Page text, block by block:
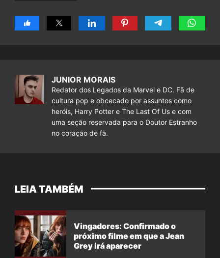
JUNIOR MORAIS
Redator dos Legados da Marvel e DC. Fã de
cultura pop e obcecado por assuntos como
heróis, Harry Potter e The Last Of Us e com
uma seção reservada para o Doutor Estranho
no coração de fã.
LEIA TAMBÉM
Vingadores: Confirmado o
próximo filme em que a Jean
Grey irá aparecer